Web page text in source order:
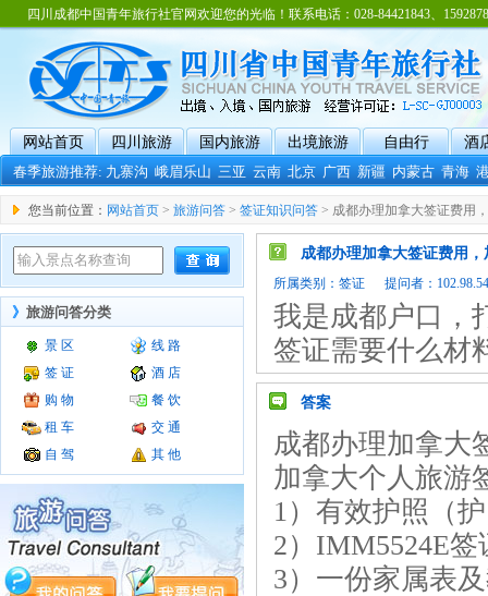
四川成都中国青年旅行社官网欢迎您的光临！联系电话：028-84421843、
网站首页 四川旅游 国内旅游 出境旅游 自由行
酒
春季旅游推荐:九寨沟 峨眉乐山 三亚 云南 北京 广西 新疆 内蒙古 青海
您当前位置： 网站首页 > 旅游问答 > 签证知识问答 > 成都办理加拿大签证费用
》 旅游问答分类
景 区
线 路
签 证
酒 店
购 物
餐 饮
租 车
交 通
自 驾
其 他
成都办理加拿大签证费用
所属类别： 签证提问者：
我是成都户口，
签证需要什么材
答案
成都办理加拿大
加拿大个人旅游
1）有效护照（
2）IMM5524E
3）一份家属表